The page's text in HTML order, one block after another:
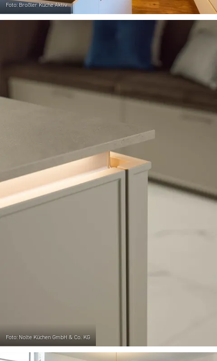
Foto: Broßler Küche Aktiv
Foto: Nolte Küchen GmbH & Co. KG